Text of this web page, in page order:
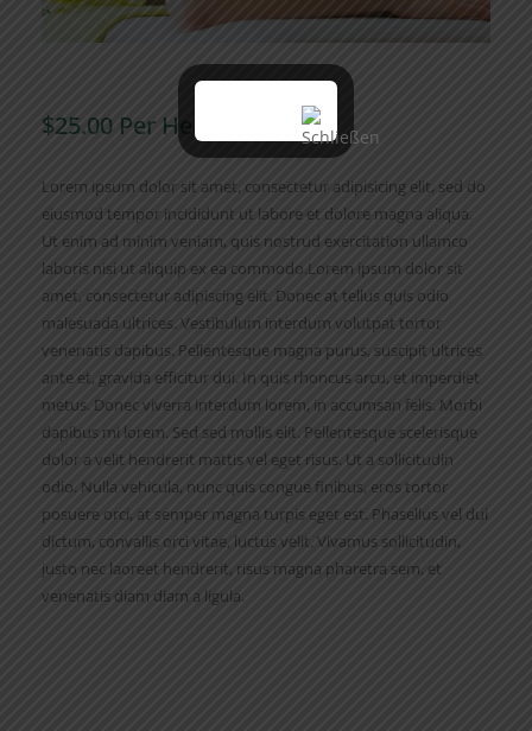
$25.00 Per Head
Lorem ipsum dolor sit amet, consectetur adipisicing elit, sed do
eiusmod tempor incididunt ut labore et dolore magna aliqua.
Ut enim ad minim veniam, quis nostrud exercitation ullamco
laboris nisi ut aliquip ex ea commodo.Lorem ipsum dolor sit
amet, consectetur adipiscing elit. Donec at tellus quis odio
malesuada ultrices. Vestibulum interdum volutpat tortor
venenatis dapibus. Pellentesque magna purus, suscipit ultrices
ante et, gravida efficitur dui. In quis rhoncus arcu, et imperdiet
metus. Donec viverra interdum lorem, in accumsan felis. Morbi
dapibus mi lorem. Sed sed mollis elit. Pellentesque scelerisque
dolor a velit hendrerit mattis vel eget risus. Ut a sollicitudin
odio. Nulla vehicula, nunc quis congue finibus, eros tortor
posuere orci, at semper magna turpis eget est. Phasellus vel dui
dictum, convallis orci vitae, luctus velit. Vivamus sollicitudin,
justo nec laoreet hendrerit, risus magna pharetra sem, et
venenatis diam diam a ligula.